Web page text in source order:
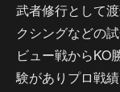
武者修行として
クシングなどの
ビュー戦から
験がありプロ戦